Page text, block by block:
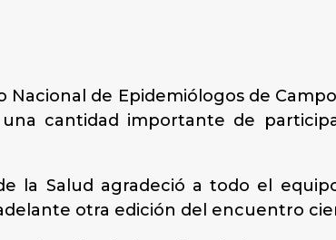
de Epidemiólogos de
cantidad importante de
la Salud agradeció a todo el
otra edición del encuentro